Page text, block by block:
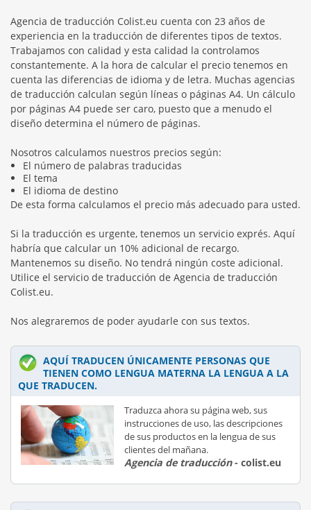
Agencia de traducción Colist.eu cuenta con 23 años de
experiencia en la traducción de diferentes tipos de textos.
Trabajamos con calidad y esta calidad la controlamos
constantemente. A la hora de calcular el precio tenemos en
cuenta las diferencias de idioma y de letra. Muchas agencias
de traducción calculan según líneas o páginas A4. Un cálculo
por páginas A4 puede ser caro, puesto que a menudo el
diseño determina el número de páginas.
Nosotros calculamos nuestros precios según:
El número de palabras traducidas
El tema
El idioma de destino
De esta forma calculamos el precio más adecuado para usted.
Si la traducción es urgente, tenemos un servicio exprés. Aquí
habría que calcular un 10% adicional de recargo.
Mantenemos su diseño. No tendrá ningún coste adicional.
Utilice el servicio de traducción de Agencia de traducción
Colist.eu.
Nos alegraremos de poder ayudarle con sus textos.
AQUÍ TRADUCEN ÚNICAMENTE PERSONAS QUE
TIENEN COMO LENGUA MATERNA LA LENGUA A LA
QUE TRADUCEN.
Traduzca ahora su página web, sus
instrucciones de uso, las descripciones
de sus productos en la lengua de sus
clientes del mañana.
Agencia de traducción- colist.eu